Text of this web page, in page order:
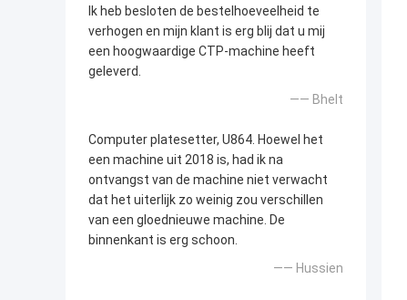
Ik heb besloten de bestelhoeveelheid te
verhogen en mijn klant is erg blij dat u mij
een hoogwaardige CTP-machine heeft
geleverd.
—— Bhelt
Computer platesetter, U864. Hoewel het
een machine uit 2018 is, had ik na
ontvangst van de machine niet verwacht
dat het uiterlijk zo weinig zou verschillen
van een gloednieuwe machine. De
binnenkant is erg schoon.
—— Hussien